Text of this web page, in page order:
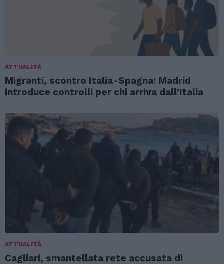
ATTUALITÀ
Migranti, scontro Italia-Spagna: Madrid
introduce controlli per chi arriva dall’Italia
ATTUALITÀ
Cagliari, smantellata rete accusata di